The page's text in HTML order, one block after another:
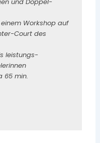
Workshop auf
Court des
leistungs-
65 min.